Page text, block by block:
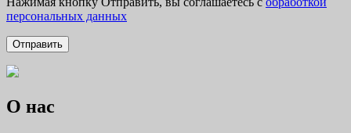
персональных данных
О нас